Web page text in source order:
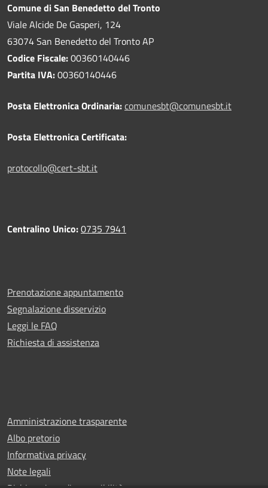
Comune di San Benedetto del Tronto
Viale Alcide De Gasperi, 124
63074 San Benedetto del Tronto AP
Codice Fiscale:00360140446
Partita IVA:00360140446
Posta Elettronica Ordinaria:comunesbt@comunesbt.it
Posta Elettronica Certificata:
protocollo@cert-sbt.it
Centralino Unico:0735 7941
Prenotazione appuntamento
Segnalazione disservizio
Leggi le FAQ
Richiesta di assistenza
Amministrazione trasparente
Albo pretorio
Informativa privacy
Note legali